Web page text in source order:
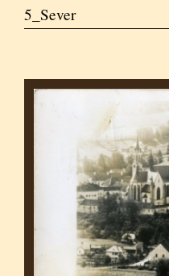
5_Sever